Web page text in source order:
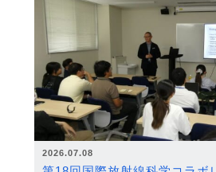
2026.07.08